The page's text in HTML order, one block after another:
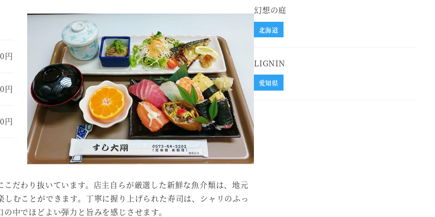
円
円
円
だわり抜いています。店主自らが厳選した新鮮な魚介類は、地元
むことができます。丁寧に握り上げられた寿司は、シャリのふっ
中でほどよい弾力と旨みを感じさせます。
幻想の庭
北海道
LIGNIN
愛知県